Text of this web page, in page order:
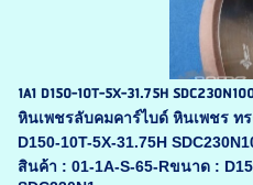
1A1 D150-10T-5X-31.75H
หินเพชรลับคมคาร์ไบด์ หินเพชร ท
D150-10T-5X-31.75H
สินค้า : 01-1A-S-65-Rขนาด :